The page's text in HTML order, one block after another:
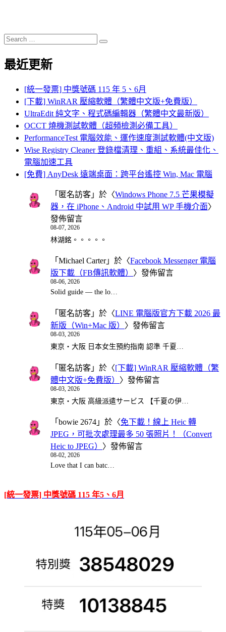
Search
for:
Search
最近更新
[統一發票] 中獎號碼 115 年 5、6月
[下載] WinRAR 壓縮軟體（繁體中文版+免費版）
UltraEdit 純文字、程式碼編輯器（繁體中文最新版）
OCCT 燒機測試軟體（超頻檢測必備工具）
PerformanceTest 電腦效能、運作速度測試軟體(中文版)
Wise Registry Cleaner 登錄檔清理、重組、系統最佳化、
電腦加速工具
[免費] AnyDesk 遠端桌面：跨平台遙控 Win, Mac 電腦
「 匿名訪客 」於〈Windows Phone 7.5 芒果模擬
器，在 iPhone、Android 中試用 WP 手機介面〉
發佈留言
08-07, 2026
林湖銘。。。。。
「 Michael Carter」於〈Facebook Messenger 電腦
版下載（FB傳訊軟體） 〉發佈留言
08-06, 2026
Solid guide — the lo…
「 匿名訪客 」於〈LINE 電腦版官方下載 2026 最
新版（Win+Mac 版） 〉發佈留言
08-03, 2026
東京・大阪 日本女生預約指南 認準 千夏…
「 匿名訪客 」於〈[下載] WinRAR 壓縮軟體（繁
體中文版+免費版） 〉發佈留言
08-03, 2026
東京・大阪 高級派遣サービス 【千夏の伊…
「 bowie 2674 」於〈免下載！線上 Heic 轉
JPEG，可批次處理最多 50 張照片！（Convert
Heic to JPEG） 〉發佈留言
08-02, 2026
Love that I can batc…
[統一發票] 中獎號碼 115 年5、6月